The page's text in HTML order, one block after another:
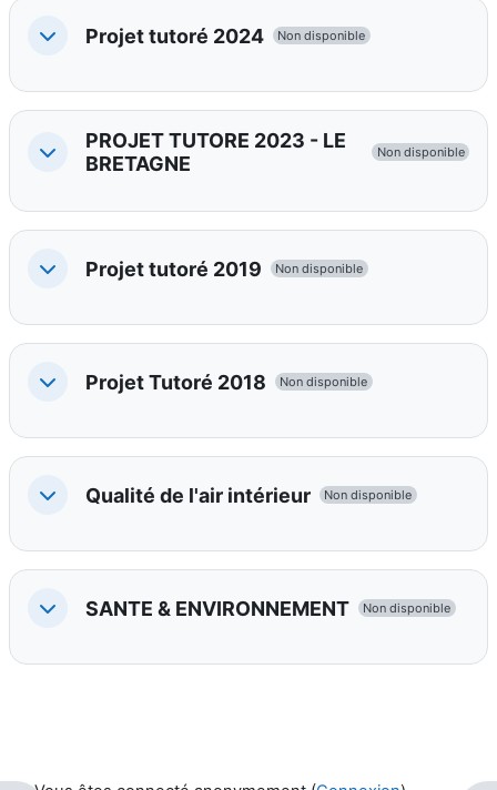
ReplierProjet tutoré 2024 Non disponible
Replier
PROJET TUTORE 2023 - LE
BRETAGNE
Non disponible
ReplierProjet tutoré 2019 Non disponible
ReplierProjet Tutoré 2018 Non disponible
ReplierQualité de l'air intérieur Non disponible
ReplierSANTE & ENVIRONNEMENT Non disponible